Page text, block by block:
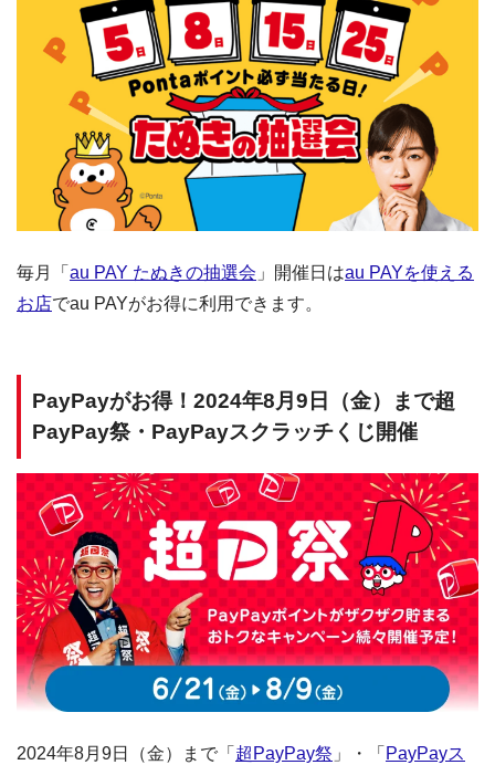
毎月「 au PAY たぬきの抽選会 」開催日はau PAYを使える
お店でau PAYがお得に利用できます。
PayPayがお得！2024年8月9日（金）まで超
PayPay祭・PayPayスクラッチくじ開催
2024年8月9日（金）まで「 超PayPay祭 」・「 PayPayス